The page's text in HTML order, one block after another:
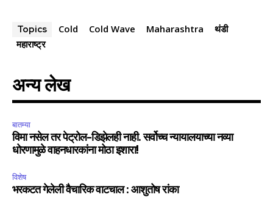
Topics Cold Cold Wave Maharashtra
थंडी
महाराष्ट्र
अन्य लेख
बातम्या
विमा नसेल तर पेट्रोल-डिझेलही नाही. सर्वोच्च न्यायालयाच्या नव्या
धोरणामुळे वाहनधारकांना मोठा इशारा!
विशेष
भरकटत गेलेली वैचारिक वाटचाल : आशुतोष रांका